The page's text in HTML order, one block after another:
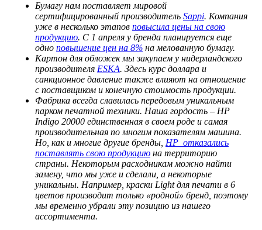
Бумагу нам поставляет мировой
сертифицированный производитель Sappi. Компания
уже в несколько этапов повысила цены на свою
продукцию. С 1 апреля у бренда планируется еще
одно повышение цен на 8% на мелованную бумагу.
Картон для обложек мы закупаем у нидерландского
производителя ESKA. Здесь курс доллара и
санкционное давление также влияют на отношение
с поставщиком и конечную стоимость продукции.
Фабрика всегда славилась передовым уникальным
парком печатной техники. Наша гордость – HP
Indigo 20000 единственная в своем роде и самая
производительная по многим показателям машина.
Но, как и многие другие бренды, HP отказались
поставлять свою продукцию на территорию
страны. Некоторым расходникам можно найти
замену, что мы уже и сделали, а некоторые
уникальны. Например, краски Light для печати в 6
цветов производит только «родной» бренд, поэтому
мы временно убрали эту позицию из нашего
ассортимента.